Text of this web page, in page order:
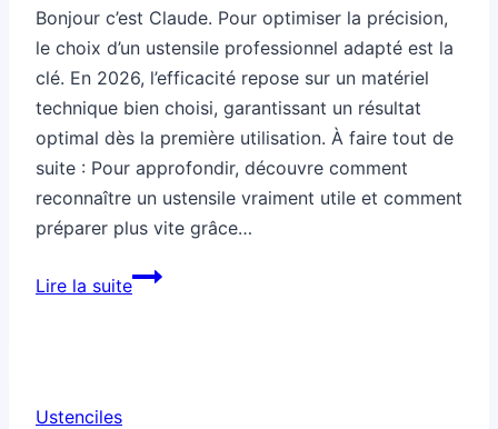
Bonjour c’est Claude. Pour optimiser la précision,
le choix d’un ustensile professionnel adapté est la
clé. En 2026, l’efficacité repose sur un matériel
technique bien choisi, garantissant un résultat
optimal dès la première utilisation. À faire tout de
suite : Pour approfondir, découvre comment
reconnaître un ustensile vraiment utile et comment
préparer plus vite grâce…
Lire la suiteComment
Ustenciles